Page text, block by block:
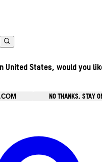
United States, would you
NO THANKS, STAY